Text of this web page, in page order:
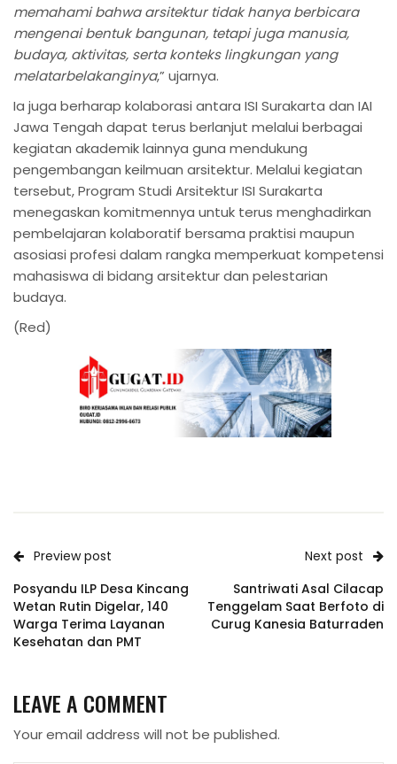
memahami bahwa arsitektur tidak hanya berbicara
mengenai bentuk bangunan, tetapi juga manusia,
budaya, aktivitas, serta konteks lingkungan yang
melatarbelakanginya,” ujarnya.
Ia juga berharap kolaborasi antara ISI Surakarta dan IAI
Jawa Tengah dapat terus berlanjut melalui berbagai
kegiatan akademik lainnya guna mendukung
pengembangan keilmuan arsitektur. Melalui kegiatan
tersebut, Program Studi Arsitektur ISI Surakarta
menegaskan komitmennya untuk terus menghadirkan
pembelajaran kolaboratif bersama praktisi maupun
asosiasi profesi dalam rangka memperkuat kompetensi
mahasiswa di bidang arsitektur dan pelestarian
budaya.
(Red)
Preview post
Posyandu ILP Desa Kincang
Wetan Rutin Digelar, 140
Warga Terima Layanan
Kesehatan dan PMT
Next post
Santriwati Asal Cilacap
Tenggelam Saat Berfoto di
Curug Kanesia Baturraden
LEAVE A COMMENT
Your email address will not be published.